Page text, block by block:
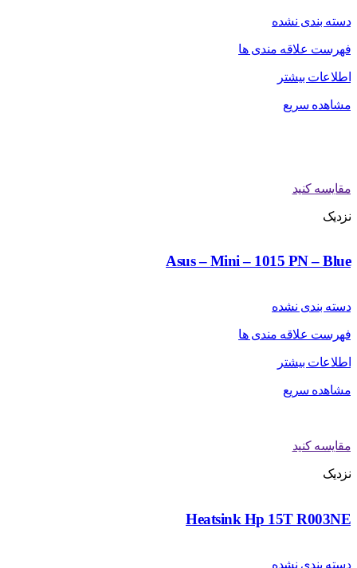
دسته بندی نشده
فهرست علاقه مندی ها
اطلاعات بیشتر
مشاهده سریع
مقایسه کنید
نزدیک
Asus – Mini – 1015 PN – Blue
دسته بندی نشده
فهرست علاقه مندی ها
اطلاعات بیشتر
مشاهده سریع
مقایسه کنید
نزدیک
Heatsink Hp 15T R003NE
دسته بندی نشده